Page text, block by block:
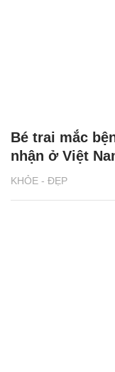
KHỎE - ĐẸP
Bé trai mắc
nhận ở Việt